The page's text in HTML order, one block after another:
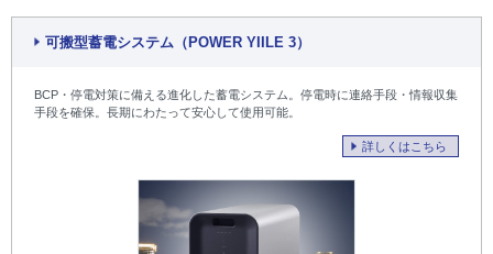
可搬型蓄電システム（POWER YIILE 3）
BCP・停電対策に備える進化した蓄電システム。停電時に連絡手段・情報収集
手段を確保。長期にわたって安心して使用可能。
詳しくはこちら